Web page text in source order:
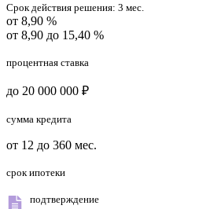
Срок действия решения: 3 мес.
от 8,90 %
от 8,90 до 15,40 %
процентная ставка
до 20 000 000 ₽
сумма кредита
от 12 до 360 мес.
срок ипотеки
подтверждение